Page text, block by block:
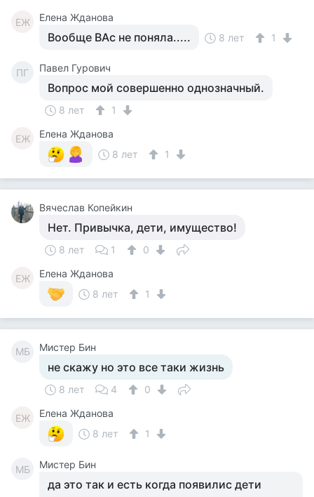
ЕЖ Елена Жданова
Вообще ВАс не поняла..... 8 лет 1
ПГ Павел Гурович
Вопрос мой совершенно однозначный.
8 лет 1
ЕЖ
Елена Жданова
8 лет
1
Вячеслав Копейкин
Нет. Привычка, дети, имущество!
8 лет 1 0
ЕЖ
Елена Жданова
8 лет
1
МБ Мистер Бин
не скажу но это все таки жизнь
8 лет 4 0
ЕЖ
Елена Жданова
8 лет
1
МБ Мистер Бин
да это так и есть когда появилис дети